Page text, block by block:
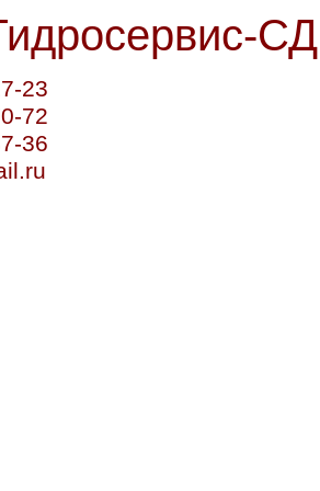
23
72
36